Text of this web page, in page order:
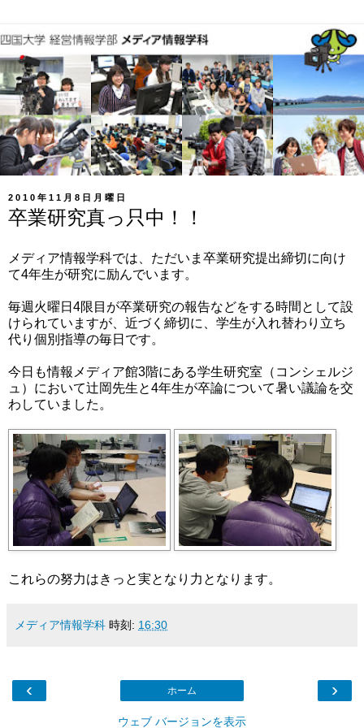
2010年11月8日月曜日
卒業研究真っ只中！！
メディア情報学科では、ただいま卒業研究提出締切に向け
て4年生が研究に励んでいます。
毎週火曜日4限目が卒業研究の報告などをする時間として設
けられていますが、近づく締切に、学生が入れ替わり立ち
代り個別指導の毎日です。
今日も情報メディア館3階にある学生研究室（コンシェルジ
ュ）において辻岡先生と4年生が卒論について暑い議論を交
わしていました。
これらの努力はきっと実となり力となります。
メディア情報学科 時刻: 16:30
‹ ›
ホーム
ウェブ バージョンを表示